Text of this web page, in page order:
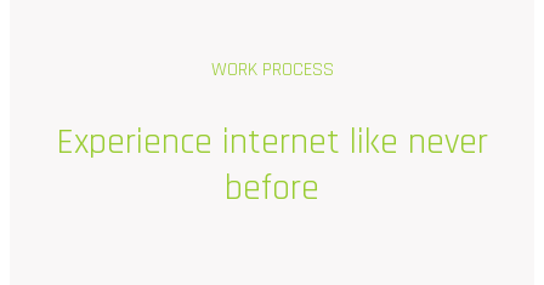
WORK PROCESS
Experience internet like never
before